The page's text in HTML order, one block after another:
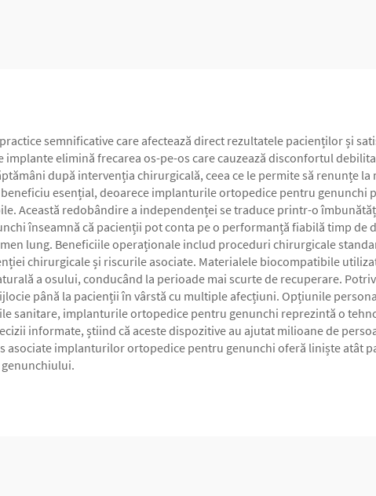
semnificative care afectează direct rezultatele pacienților și
elimină frecarea os-pe-os care cauzează disconfortul
după intervenția chirurgicală, ceea ce le permite să renunțe la
esențial, deoarece implanturile ortopedice pentru genunchi
Această redobândire a independenței se traduce printr-o
înseamnă că pacienții pot conta pe o performanță fiabilă timp de
lung. Beneficiile operaționale includ proceduri chirurgicale
chirurgicale și riscurile asociate. Materialele biocompatibile
a osului, conducând la perioade mai scurte de recuperare.
până la pacienții în vârstă cu multiple afecțiuni. Opțiunile
sanitare, implanturile ortopedice pentru genunchi reprezintă o
informate, știind că aceste dispozitive au ajutat milioane de
asociate implanturilor ortopedice pentru genunchi oferă liniște atât